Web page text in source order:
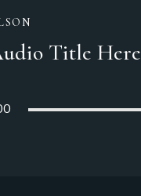
Title Here